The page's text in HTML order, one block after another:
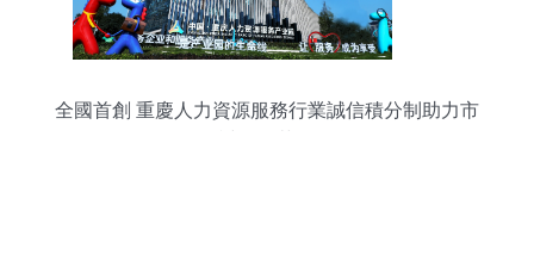
全國首創 重慶人力資源服務行業誠信積分制助力市